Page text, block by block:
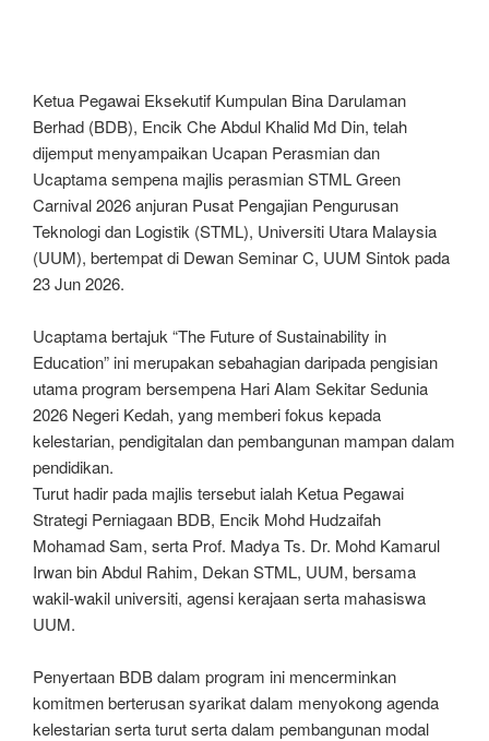
Ketua Pegawai Eksekutif Kumpulan Bina Darulaman
Berhad (BDB), Encik Che Abdul Khalid Md Din, telah
dijemput menyampaikan Ucapan Perasmian dan
Ucaptama sempena majlis perasmian STML Green
Carnival 2026 anjuran Pusat Pengajian Pengurusan
Teknologi dan Logistik (STML), Universiti Utara Malaysia
(UUM), bertempat di Dewan Seminar C, UUM Sintok pada
23 Jun 2026.
Ucaptama bertajuk “The Future of Sustainability in
Education” ini merupakan sebahagian daripada pengisian
utama program bersempena Hari Alam Sekitar Sedunia
2026 Negeri Kedah, yang memberi fokus kepada
kelestarian, pendigitalan dan pembangunan mampan dalam
pendidikan.
Turut hadir pada majlis tersebut ialah Ketua Pegawai
Strategi Perniagaan BDB, Encik Mohd Hudzaifah
Mohamad Sam, serta Prof. Madya Ts. Dr. Mohd Kamarul
Irwan bin Abdul Rahim, Dekan STML, UUM, bersama
wakil-wakil universiti, agensi kerajaan serta mahasiswa
UUM.
Penyertaan BDB dalam program ini mencerminkan
komitmen berterusan syarikat dalam menyokong agenda
kelestarian serta turut serta dalam pembangunan modal